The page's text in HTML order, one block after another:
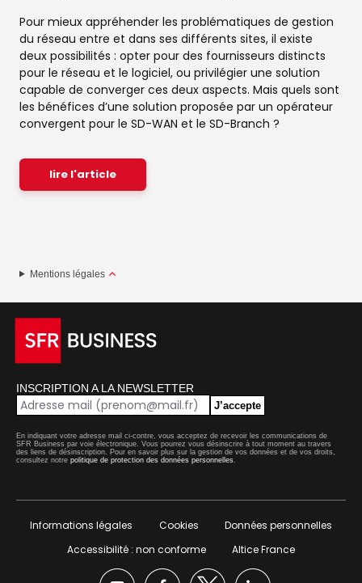
Pour mieux appréhender les problématiques de gestion
du réseau entre et dans ses différents sites, il existe
deux possibilités : opter pour des fournisseurs distincts
pour le réseau et le logiciel, ou privilégier une solution
capable de converger ces deux aspects. Mais quels sont
les bénéfices d’une solution proposée par un opérateur
convergent pour le SD-WAN et le SD-Branch ?
lire l'article
Mentions légales
INSCRIPTION A LA NEWSLETTER
J’accepte
En indiquant votre adresse mail ci-contre, vous acceptez de recevoir les communications de
SFR Business par voie électronique. Vous pourrez vous désinscrire à tout moment au travers
des liens de désinscription. Pour en savoir plus sur la gestion de vos données et de vos droits,
consultez notre politique de protection des données personnelles.
Informations légales Cookies
Données personnelles
Accessibilité : non conforme
Altice France